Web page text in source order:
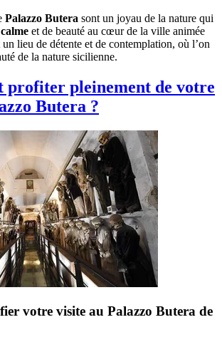
Palazzo Butera sont un joyau de la nature qui
et de beauté au cœur de la ville animée
un lieu de détente et de contemplation, où l’on
de la nature sicilienne.
profiter pleinement de votre
Butera ?
votre visite au Palazzo Butera de